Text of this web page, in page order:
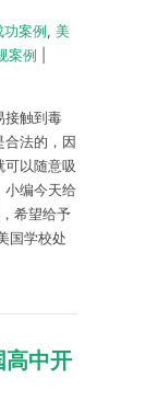
案例 , 美
案例
接触到毒
法的，因
可以随意吸
小编今天给
希望给予
国学校处
高中开